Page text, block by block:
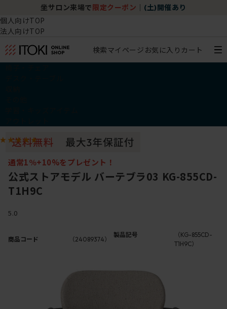
坐サロン来場で 限定クーポン (土)開催あり
個人向けTOP
法人向けTOP
検索マイページ お気に入り カート
通常1％+10%をプレゼント！
公式ストアモデル バーテブラ03 KG-855CD-
T1H9C
5.0
商品コード （24089374）
製品記号
（KG-855CD-
T1H9C）